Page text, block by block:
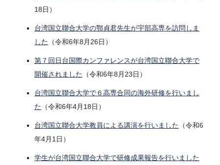
18日）
台湾国立聯合大学の鄂貞君先生が宇部高専を訪問しま
した （令和6年8月26日）
第７回日台国際カンファレンスが台湾国立聯合大学で
開催されました （令和6年8月23日）
台湾国立聯合大学で６高専合同の海外研修を行いまし
た （令和6年4月18日）
台湾国立聯合大学教員による講演を行いました （令和6
年4月1日）
学生が台湾国立聯合大学で研修成果報告を行いました